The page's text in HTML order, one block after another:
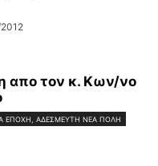
απο τον κ. Κων/νο
ΕΠΟΧΉ, ΑΔΈΣΜΕΥΤΗ ΝΈΑ ΠΌΛΗ